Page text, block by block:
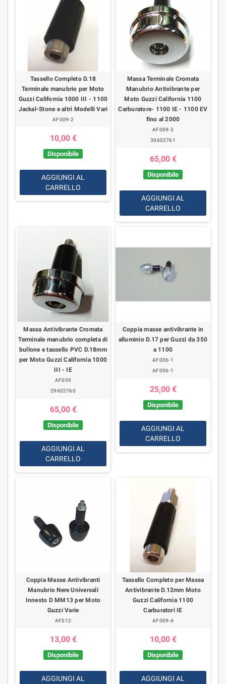
Tassello Completo D.18
Terminale manubrio per Moto
Guzzi California 1000 III - 1100
Jackal-Stone e altri Modelli Vari
AF009-2
10,00 €
Disponibile
AGGIUNGI AL
CARRELLO
Massa Terminale Cromata
Manubrio Antivibrante per
Moto Guzzi California 1100
Carburatore- 1100 IE - 1100 EV
fino al 2000
AF009-3
30602761
65,00 €
Disponibile
AGGIUNGI AL
CARRELLO
Massa Antivibrante Cromata
Terminale manubrio completa di
bullone e tassello PVC D.18mm
per Moto Guzzi California 1000
III - IE
AF009
29602760
65,00 €
Disponibile
AGGIUNGI AL
CARRELLO
Coppia masse antivibrante in
alluminio D.17 per Guzzi da 350
a 1100
AF006-1
AF006-1
25,00 €
Disponibile
AGGIUNGI AL
CARRELLO
Coppia Masse Antivibranti
Manubrio Nere Universali
Innesto D MM13 per Moto
Guzzi Varie
AF012
13,00 €
Disponibile
AGGIUNGI AL
Tassello Completo per Massa
Antivibrante D.12mm Moto
Guzzi California 1100
Carburatori IE
AF009-4
10,00 €
Disponibile
AGGIUNGI AL